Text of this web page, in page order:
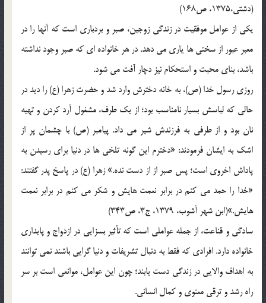
(دشتی،1375، ص168)
یکی از عوامل موفقیت در زندگی زوجین، صبر و بردباری است که آنها را در
معبر عبور از سختی ها یاری می دهد. در هر خانواده ای که صبر وجود نداشته
باشد، بنای محبت و استحکام نیز دچار آفت می شود.
روزی رسول خدا (ص)، به خانه دخترش وارد شد و حضرت زهرا (ع) را دید در
حالی که لباسش بسیار نامناسب بود؛ از یک طرف، مشغول آرد کردن و تهیه
نان بود و از طرفی به فرزندش شیر می داد. پیامبر (ص) با چشمان پر از
اشک به ایشان فرمودند: «دخترم این گونه تلخی ها در دنیا برای رسیدن به
پاداش اخروی است؛ پس صبر از از دست نده.» زهرا (ع) در پاسخ پدر گفتند:
«خدا را حمد می کنم در برابر نعمت هایش و شکر می کنم در برابر نعمت
هایش.»(ابن شهر آشوب، 1379، ج3، ص343)
سادگی و قناعت، از جمله عواملی است که تأثیر بسزایی در ازدواج و پایداری
خانواده دارد. افرادی که فقط به دنبال تشریفات و دنیا گرایی باشند نمی توانند
به اهداف والایی در زندگی دست یابند؛ چون این عوامل، موانعی است بر سر
راه رشد و ترقی معنوی و کمال انسانی.